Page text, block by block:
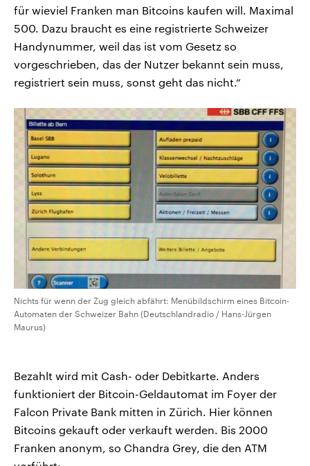
für wieviel Franken man Bitcoins kaufen will. Maximal
500. Dazu braucht es eine registrierte Schweizer
Handynummer, weil das ist vom Gesetz so
vorgeschrieben, das der Nutzer bekannt sein muss,
registriert sein muss, sonst geht das nicht.“
Nichts für wenn der Zug gleich abfährt: Menübildschirm eines Bitcoin-
Automaten der Schweizer Bahn (Deutschlandradio / Hans-Jürgen
Maurus)
Bezahlt wird mit Cash- oder Debitkarte. Anders
funktioniert der Bitcoin-Geldautomat im Foyer der
Falcon Private Bank mitten in Zürich. Hier können
Bitcoins gekauft oder verkauft werden. Bis 2000
Franken anonym, so Chandra Grey, die den ATM